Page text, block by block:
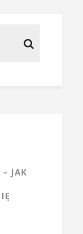
JAK